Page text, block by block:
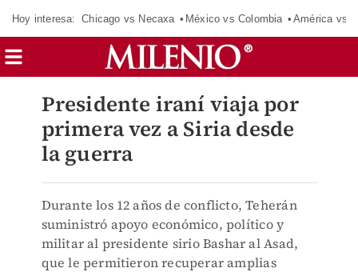
Hoy interesa: Chicago vs Necaxa México vs Colombia América vs
Presidente iraní viaja por
primera vez a Siria desde
la guerra
Durante los 12 años de conflicto, Teherán
suministró apoyo económico, político y
militar al presidente sirio Bashar al Asad,
que le permitieron recuperar amplias